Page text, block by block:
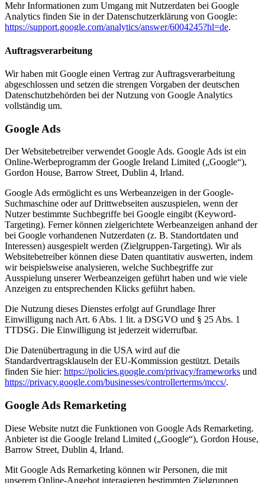
Mehr Informationen zum Umgang mit Nutzerdaten bei Google
Analytics finden Sie in der Datenschutzerklärung von Google:
https://support.google.com/analytics/answer/6004245?hl=de.
Auftragsverarbeitung
Wir haben mit Google einen Vertrag zur Auftragsverarbeitung
abgeschlossen und setzen die strengen Vorgaben der deutschen
Datenschutzbehörden bei der Nutzung von Google Analytics
vollständig um.
Google Ads
Der Websitebetreiber verwendet Google Ads. Google Ads ist ein
Online-Werbeprogramm der Google Ireland Limited („Google“),
Gordon House, Barrow Street, Dublin 4, Irland.
Google Ads ermöglicht es uns Werbeanzeigen in der Google-
Suchmaschine oder auf Drittwebseiten auszuspielen, wenn der
Nutzer bestimmte Suchbegriffe bei Google eingibt (Keyword-
Targeting). Ferner können zielgerichtete Werbeanzeigen anhand der
bei Google vorhandenen Nutzerdaten (z. B. Standortdaten und
Interessen) ausgespielt werden (Zielgruppen-Targeting). Wir als
Websitebetreiber können diese Daten quantitativ auswerten, indem
wir beispielsweise analysieren, welche Suchbegriffe zur
Ausspielung unserer Werbeanzeigen geführt haben und wie viele
Anzeigen zu entsprechenden Klicks geführt haben.
Die Nutzung dieses Dienstes erfolgt auf Grundlage Ihrer
Einwilligung nach Art. 6 Abs. 1 lit. a DSGVO und § 25 Abs. 1
TTDSG. Die Einwilligung ist jederzeit widerrufbar.
Die Datenübertragung in die USA wird auf die
Standardvertragsklauseln der EU-Kommission gestützt. Details
finden Sie hier: https://policies.google.com/privacy/frameworks und
https://privacy.google.com/businesses/controllerterms/mccs/.
Google Ads Remarketing
Diese Website nutzt die Funktionen von Google Ads Remarketing.
Anbieter ist die Google Ireland Limited („Google“), Gordon House,
Barrow Street, Dublin 4, Irland.
Mit Google Ads Remarketing können wir Personen, die mit
unserem Online-Angebot interagieren bestimmten Zielgruppen